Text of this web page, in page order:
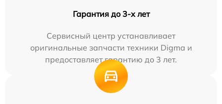
Гарантия до 3-х лет
Сервисный центр устанавливает
оригинальные запчасти техники Digma и
предоставляет гарантию до 3 лет.